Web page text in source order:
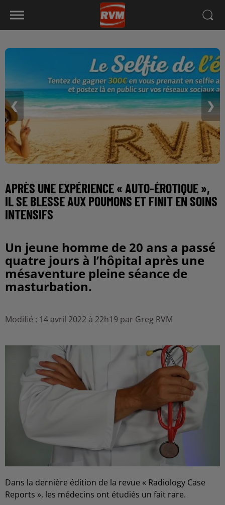
❮ ❯
APRÈS UNE EXPÉRIENCE « AUTO-ÉROTIQUE »,
IL SE BLESSE AUX POUMONS ET FINIT EN SOINS
INTENSIFS
Un jeune homme de 20 ans a passé
quatre jours à l’hôpital après une
mésaventure pleine séance de
masturbation.
Modifié : 14 avril 2022 à 22h19 par Greg RVM
Dans la dernière édition de la revue « Radiology Case
Reports », les médecins ont étudiés un fait rare.